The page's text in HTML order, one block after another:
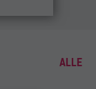
ALLE